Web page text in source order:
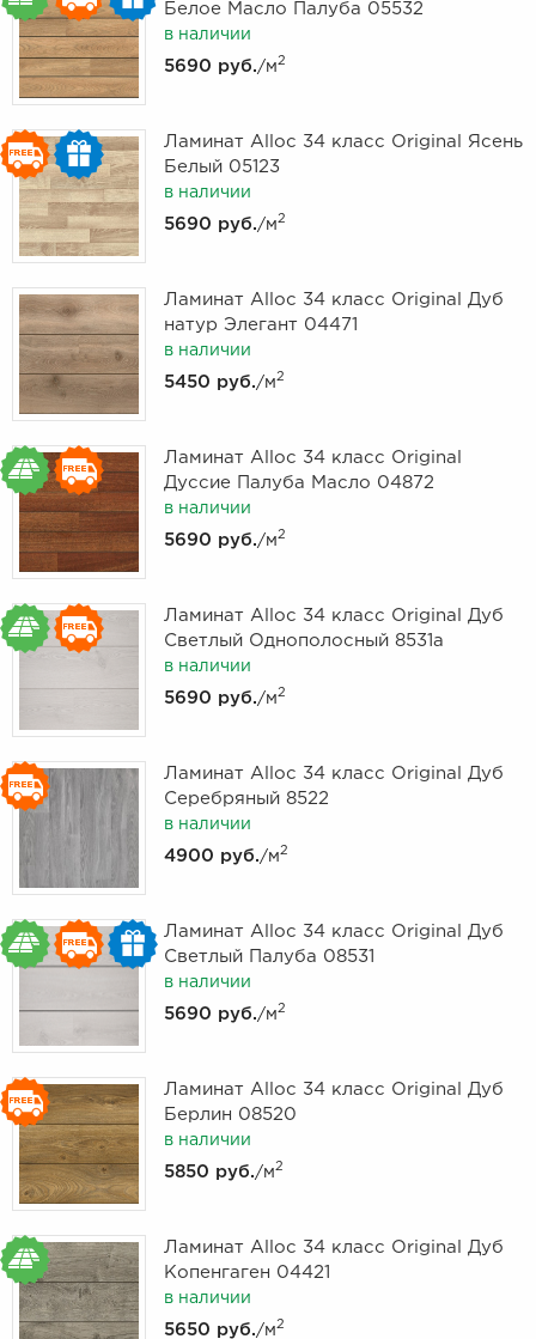
Белое Масло Палуба 05532
в наличии
5690 руб./м2
Ламинат Alloc 34 класс Original Ясень
Белый 05123
в наличии
5690 руб./м2
Ламинат Alloc 34 класс Original Дуб
натур Элегант 04471
в наличии
5450 руб./м2
Ламинат Alloc 34 класс Original
Дуссие Палуба Масло 04872
в наличии
5690 руб./м2
Ламинат Alloc 34 класс Original Дуб
Светлый Однополосный 8531а
в наличии
5690 руб./м2
Ламинат Alloc 34 класс Original Дуб
Серебряный 8522
в наличии
4900 руб./м2
Ламинат Alloc 34 класс Original Дуб
Светлый Палуба 08531
в наличии
5690 руб./м2
Ламинат Alloc 34 класс Original Дуб
Берлин 08520
в наличии
5850 руб./м2
Ламинат Alloc 34 класс Original Дуб
Копенгаген 04421
в наличии
5650 руб./м2